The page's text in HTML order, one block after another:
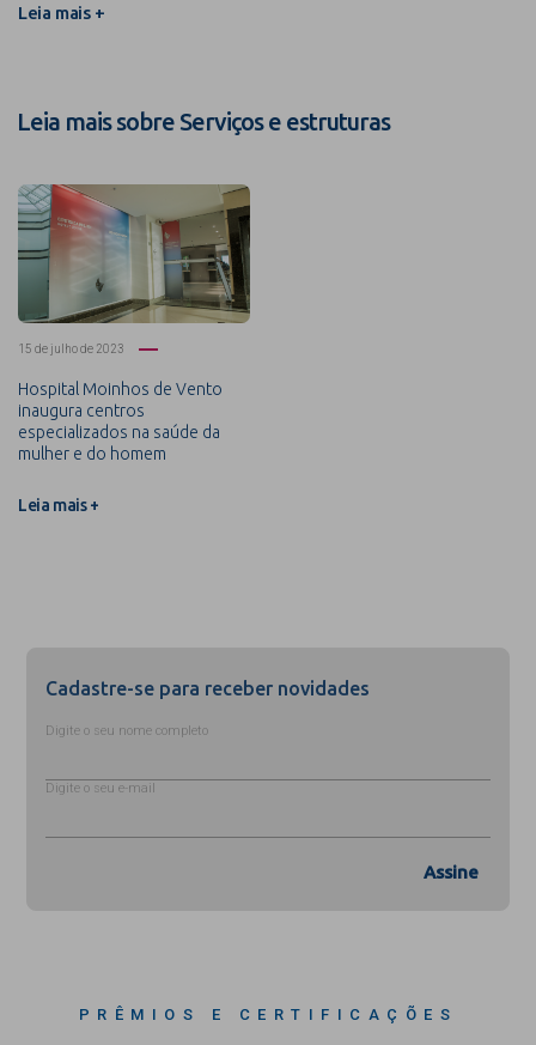
Leia mais +
Leia mais sobre Serviços e estruturas
15 de julho de 2023
Hospital Moinhos de Vento
inaugura centros
especializados na saúde da
mulher e do homem
Leia mais +
Cadastre-se para receber novidades
Digite o seu nome completo
Digite o seu e-mail
Assine
PRÊMIOS E CERTIFICAÇÕES